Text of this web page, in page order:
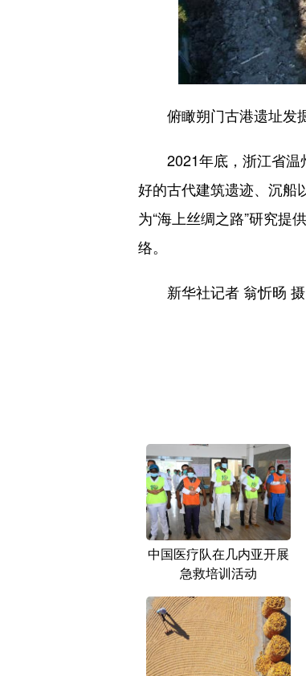
俯瞰朔门古港遗址发掘
2021年底，浙江省温
好的古代建筑遗迹、沉船
为“海上丝绸之路”研究提
络。
新华社记者 翁忻旸 摄
中国医疗队在几内亚开展
急救培训活动